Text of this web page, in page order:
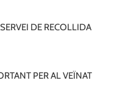
DE RECOLLIDA
PER AL VEÏNAT